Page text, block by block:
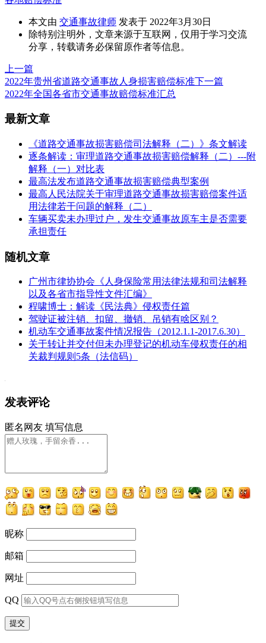
本文由 交通事故律师 发表于 2022年3月30日
除特别注明外，文章来源于互联网，仅用于学习交流
分享，转载请务必保留原作者等信息。
上一篇
2022年贵州省道路交通事故人身损害赔偿标准下一篇
2022年全国各省市交通事故赔偿标准汇总
最新文章
《道路交通事故损害赔偿司法解释（二）》条文解读
逐条解读：审理道路交通事故损害赔偿解释（二）---附
解释（一）对比表
最高法发布道路交通事故损害赔偿典型案例
最高人民法院关于审理道路交通事故损害赔偿案件适
用法律若干问题的解释（二）
车辆买卖未办理过户，发生交通事故原车主是否需要
承担责任
随机文章
广州市律协协会《人身保险常用法律法规和司法解释
以及各省市指导性文件汇编》
程啸博士：解读《民法典》侵权责任篇
驾驶证被注销、扣留、撤销、吊销有啥区别？
机动车交通事故案件情况报告（2012.1.1-2017.6.30）
关于转让并交付但未办理登记的机动车侵权责任的相
关裁判规则5条（法信码）
发表评论
匿名网友 填写信息
昵称
邮箱
网址
QQ